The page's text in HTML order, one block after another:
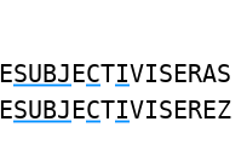
ESUBJECTIVISERAS
ESUBJECTIVISEREZ